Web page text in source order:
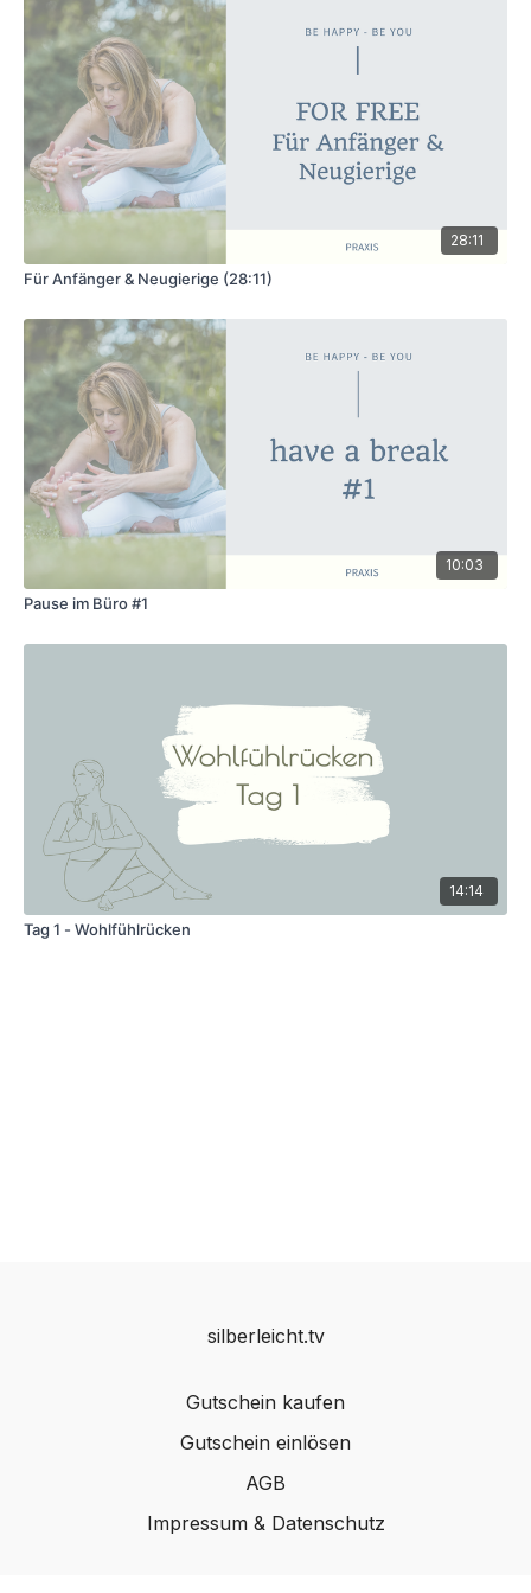
Kompass-Haltung - Surya Yantrasana
Cool-Down: Sitzen, liegen, twisten...
Shavasana
Für diese Klasse brauchst du zwei Yogablöcke und ein Tuch
oder eine dünne Decke.
Ich wünsche dir wieder viel Freude bei deiner Praxis - diese
Klasse ist nicht so schwer, wie du vielleicht denkst, wenn du
die Beschreibung liest... Probier es auch und genieß es....🙏
28:11
Für Anfänger & Neugierige (28:11)
10:03
Pause im Büro #1
14:14
Tag 1 - Wohlfühlrücken
silberleicht.tv
Gutschein kaufen
Gutschein einlösen
AGB
Impressum & Datenschutz